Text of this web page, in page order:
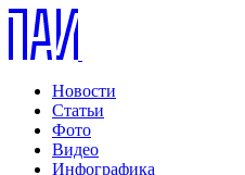
Новости
Статьи
Фото
Видео
Инфографика